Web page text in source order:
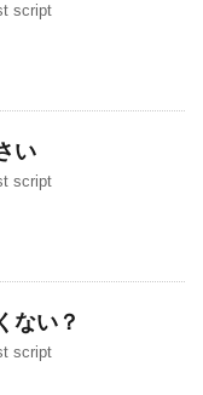
script
い
script
ない？
script